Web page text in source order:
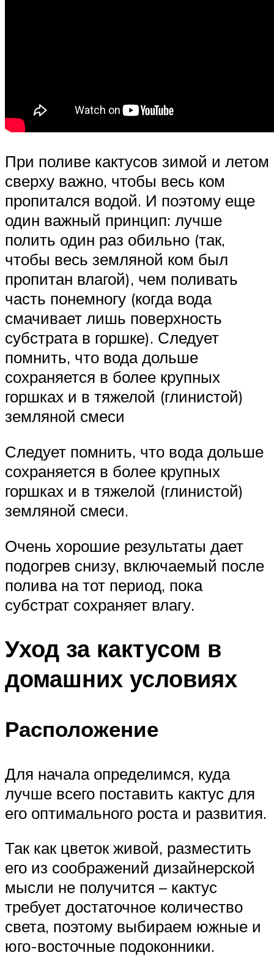
При поливе кактусов зимой и летом
сверху важно, чтобы весь ком
пропитался водой. И поэтому еще
один важный принцип: лучше
полить один раз обильно (так,
чтобы весь земляной ком был
пропитан влагой), чем поливать
часть понемногу (когда вода
смачивает лишь поверхность
субстрата в горшке). Следует
помнить, что вода дольше
сохраняется в более крупных
горшках и в тяжелой (глинистой)
земляной смеси
Следует помнить, что вода дольше
сохраняется в более крупных
горшках и в тяжелой (глинистой)
земляной смеси.
Очень хорошие результаты дает
подогрев снизу, включаемый после
полива на тот период, пока
субстрат сохраняет влагу.
Уход за кактусом в
домашних условиях
Расположение
Для начала определимся, куда
лучше всего поставить кактус для
его оптимального роста и развития.
Так как цветок живой, разместить
его из соображений дизайнерской
мысли не получится – кактус
требует достаточное количество
света, поэтому выбираем южные и
юго-восточные подоконники.